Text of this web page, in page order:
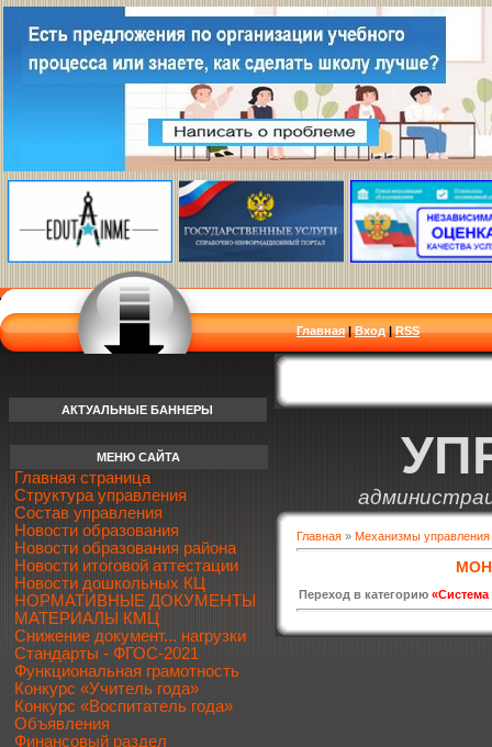
Главная |Вход|RSS
АКТУАЛЬНЫЕ БАННЕРЫ
Главная » Механизмы управления
Переход в категорию «Система
МЕНЮ САЙТА
Главная страница
Структура управления
Состав управления
Новости образования
Новости образования района
Новости итоговой аттестации
Новости дошкольных КЦ
НОРМАТИВНЫЕ ДОКУМЕНТЫ
МАТЕРИАЛЫ КМЦ
Снижение документ... нагрузки
Стандарты - ФГОС-2021
Функциональная грамотность
Конкурс «Учитель года»
Конкурс «Воспитатель года»
Объявления
Финансовый раздел